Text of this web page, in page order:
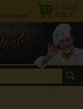
0 Stück
0,00 €
Anmelden